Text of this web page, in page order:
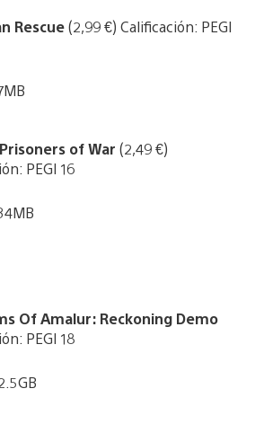
Rescue(2,99 €) Calificación: PEGI
Prisoners of War (2,49 €)
PEGI 16
Of Amalur: Reckoning Demo
PEGI 18